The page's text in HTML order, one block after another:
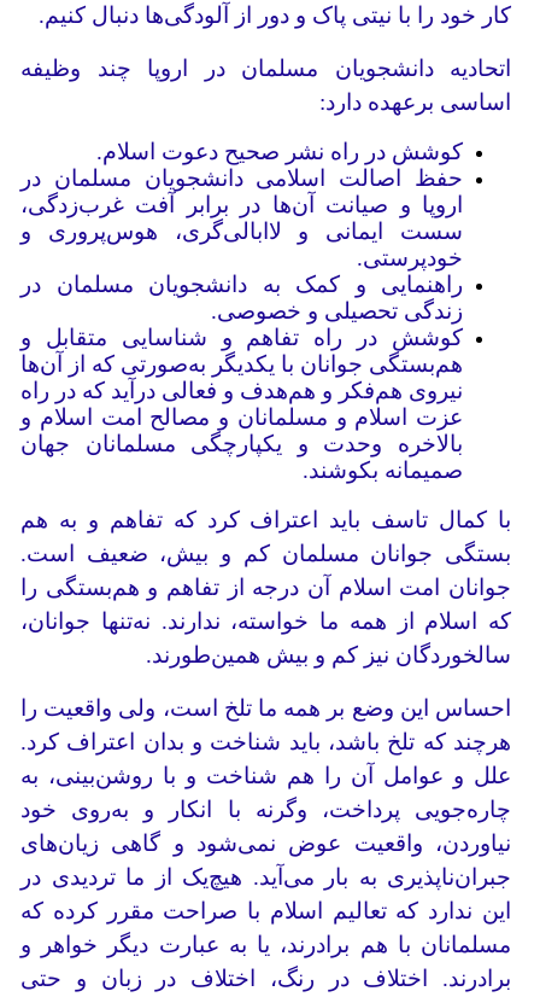
کار خود را با نیتی پاک و دور از آلودگی‌ها دنبال کنیم.
اتحادیه دانشجویان مسلمان در اروپا چند وظیفه
اساسی برعهده دارد:
کوشش در راه نشر صحیح دعوت اسلام.
حفظ اصالت اسلامی دانشجویان مسلمان در
اروپا و صیانت آن‌ها در برابر آفت غرب‌زدگی،
سست ایمانی و لاابالی‌گری، هوس‌پروری و
خودپرستی.
راهنمایی و کمک به دانشجویان مسلمان در
زندگی تحصیلی و خصوصی.
کوشش در راه تفاهم و شناسایی متقابل و
هم‌بستگی جوانان با یکدیگر به‌صورتی که از آن‌ها
نیروی هم‌فکر و هم‌هدف و فعالی درآید که در راه
عزت اسلام و مسلمانان و مصالح امت اسلام و
بالاخره وحدت و یکپارچگی مسلمانان جهان
صمیمانه بکوشند.
با کمال تاسف باید اعتراف کرد که تفاهم و به هم
بستگی جوانان مسلمان کم و بیش، ضعیف است.
جوانان امت اسلام آن درجه از تفاهم و هم‌بستگی را
که اسلام از همه ما خواسته، ندارند. نه‌تنها جوانان،
سالخوردگان نیز کم و بیش همین‌طورند.
احساس این وضع بر همه ما تلخ است، ولی واقعیت را
هرچند که تلخ باشد، باید شناخت و بدان اعتراف کرد.
علل و عوامل آن را هم شناخت و با روشن‌بینی، به
چاره‌جویی پرداخت، وگرنه با انکار و به‌روی خود
نیاوردن، واقعیت عوض نمی‌شود و گاهی زیان‌های
جبران‌ناپذیری به بار می‌آید. هیچ‌یک از ما تردیدی در
این ندارد که تعالیم اسلام با صراحت مقرر کرده که
مسلمانان با هم برادرند، یا به عبارت دیگر خواهر و
برادرند. اختلاف در رنگ، اختلاف در زبان و حتی